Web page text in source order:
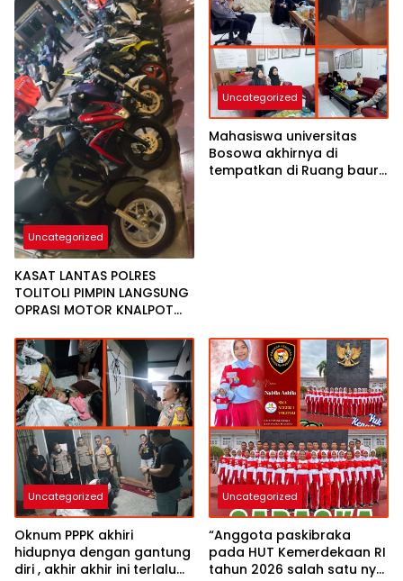
Uncategorized
KASAT LANTAS POLRES
TOLITOLI PIMPIN LANGSUNG
OPRASI MOTOR KNALPOT
TIDUR NYAMAN DI MALAM
HARI
Uncategorized
Mahasiswa universitas
Bosowa akhirnya di
tempatkan di Ruang baur
Uncategorized
Oknum PPPK akhiri
hidupnya dengan gantung
diri , akhir akhir ini terlalu
Uncategorized
“Anggota paskibraka
pada HUT Kemerdekaan RI
tahun 2026 salah satu nya